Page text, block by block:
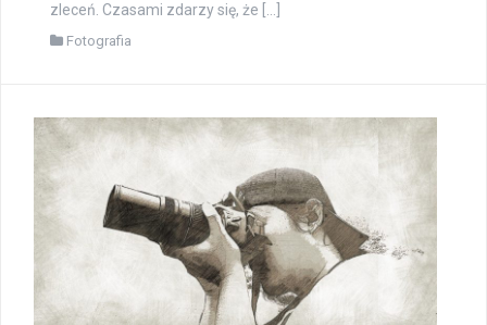
zleceń. Czasami zdarzy się, że […]
Fotografia